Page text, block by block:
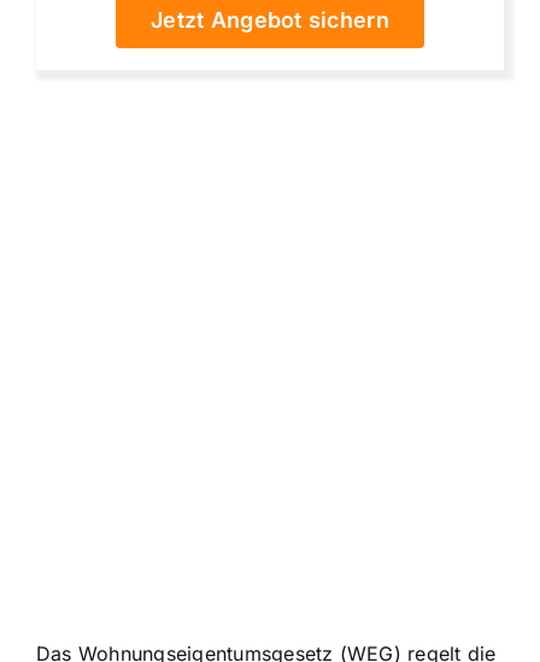
Jetzt Angebot sichern
Das Wohnungseigentumsgesetz (WEG) regelt die